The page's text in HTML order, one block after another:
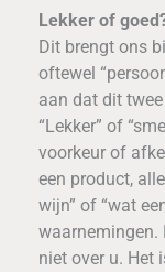
Lekker of
Dit brengt ons
oftewel
aan dat dit
“Lekker” of
voorkeur of
een product,
wijn” of “wat
waarnemingen.
niet over u. Het